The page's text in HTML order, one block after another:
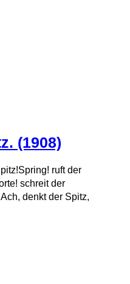
(1908)
ruft der
schreit der
denkt der Spitz,